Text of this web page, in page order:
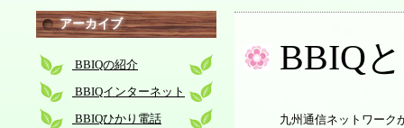
BBIQ
九州通信ネットワーク
アーカイブ
BBIQの紹介
BBIQインターネット
BBIQひかり電話